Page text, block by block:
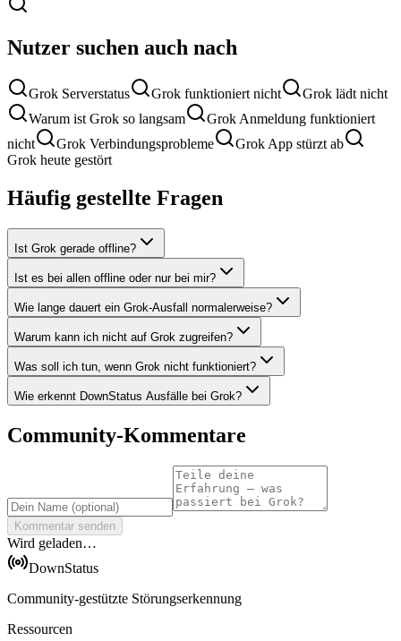
Nutzer suchen auch nach
Grok Serverstatus Grok funktioniert nicht
Grok lädt nicht
Warum ist Grok so langsam
Grok Anmeldung funktioniert
nicht
Grok Verbindungsprobleme
Grok App stürzt ab
Grok heute gestört
Häufig gestellte Fragen
Ist Grok gerade offline?
Ist es bei allen offline oder nur bei mir?
Wie lange dauert ein Grok-Ausfall normalerweise?
Warum kann ich nicht auf Grok zugreifen?
Was soll ich tun, wenn Grok nicht funktioniert?
Wie erkennt DownStatus Ausfälle bei Grok?
Community-Kommentare
Kommentar senden
Wird geladen…
DownStatus
Community-gestützte Störungserkennung
Ressourcen